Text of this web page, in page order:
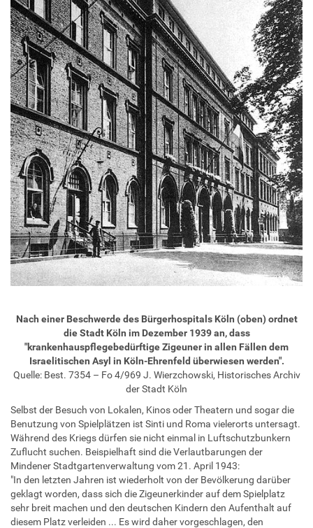
Nach einer Beschwerde des Bürgerhospitals Köln (oben) ordnet
die Stadt Köln im Dezember 1939 an, dass
"krankenhauspflegebedürftige Zigeuner in allen Fällen dem
Israelitischen Asyl in Köln-Ehrenfeld überwiesen werden".
Quelle: Best. 7354 – Fo 4/969 J. Wierzchowski, Historisches Archiv
der Stadt Köln
Selbst der Besuch von Lokalen, Kinos oder Theatern und sogar die
Benutzung von Spielplätzen ist Sinti und Roma vielerorts untersagt.
Während des Kriegs dürfen sie nicht einmal in Luftschutzbunkern
Zuflucht suchen. Beispielhaft sind die Verlautbarungen der
Mindener Stadtgartenverwaltung vom 21. April 1943:
"In den letzten Jahren ist wiederholt von der Bevölkerung darüber
geklagt worden, dass sich die Zigeunerkinder auf dem Spielplatz
sehr breit machen und den deutschen Kindern den Aufenthalt auf
diesem Platz verleiden ... Es wird daher vorgeschlagen, den